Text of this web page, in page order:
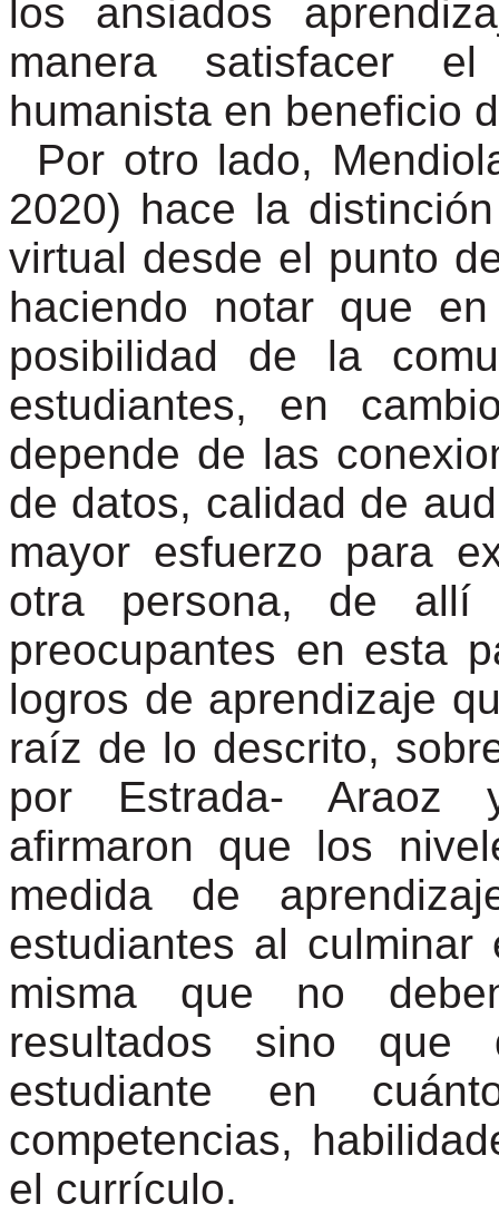
los ansiados
manera satisfacer
humanista en beneficio
Por otro lado,
2020) hace la
virtual desde el punto
haciendo notar que
posibilidad de la
estudiantes, en
depende de las
de datos, calidad de
mayor esfuerzo para
otra persona, de
preocupantes en esta
logros de aprendizaje
raíz de lo descrito,
por Estrada- Araoz
afirmaron que los
medida de
estudiantes al
misma que no
resultados sino que
estudiante en
competencias,
el currículo.